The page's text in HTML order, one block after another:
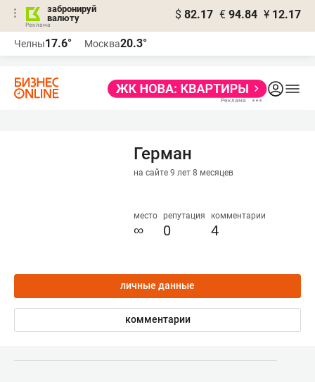
забронируй
валюту
$ 82.17 € 94.84 ¥ 12.17
Челны17.6° Москва20.3°
Герман
на сайте 9 лет 8 месяцев
место
∞
репутация
0
комментарии
4
личные данные
комментарии